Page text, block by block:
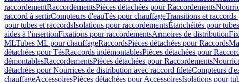
raccordementRaccordementsPièces détachées pour Raccordements
raccord à sertirCompteurs d'eauTés pour chauffageTransitions et
pour tubes et raccordsIsolations pour raccordementsÉtanchéités pour
aides à l'insertionFixations pour raccordementsArmoires de distribution
MLTubes ML pour chauffageRaccordsPièces détachées pour Raccords
détachées pour TésRaccords indémontablesPièces détachées pour
démontablesRaccordementsPièces détachées pour Raccordements
détachées pour Nourrices de distribution avec raccord filetéCompteurs
chauffageAccessoiresPièces détachées pour AccessoiresIsolations pour